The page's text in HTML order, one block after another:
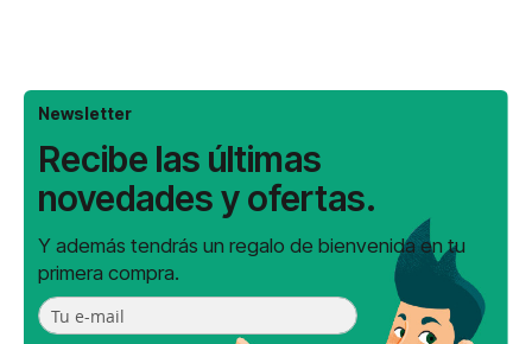
Newsletter
Recibe las últimas
novedades y ofertas.
Y además tendrás un regalo de bienvenida en tu
primera compra.